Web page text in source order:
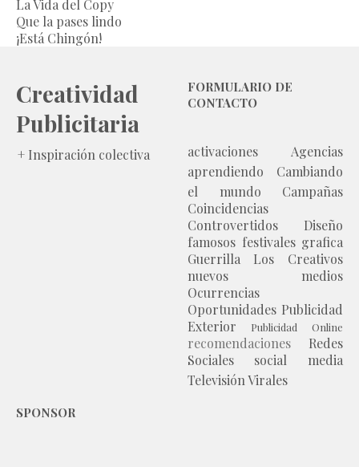
La Vida del Copy
Que la pases lindo
¡Está Chingón!
Creatividad
Publicitaria
+ Inspiración colectiva
FORMULARIO DE
CONTACTO
activaciones
Agencias
aprendiendo
Cambiando
el mundo
Campañas
Coincidencias
Controvertidos
Diseño
famosos festivales grafica
Guerrilla
Los Creativos
nuevos medios
Ocurrencias
Oportunidades Publicidad
Exterior
Publicidad Online
recomendaciones
Redes
Sociales
social media
TelevisiónVirales
SPONSOR